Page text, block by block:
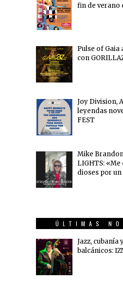
fin de verano
Pulse of
con
Joy Division,
leyendas
FEST
Mike
LIGHTS:
dioses por
ÚLTIMAS
Jazz, cubanía
balcánicos: